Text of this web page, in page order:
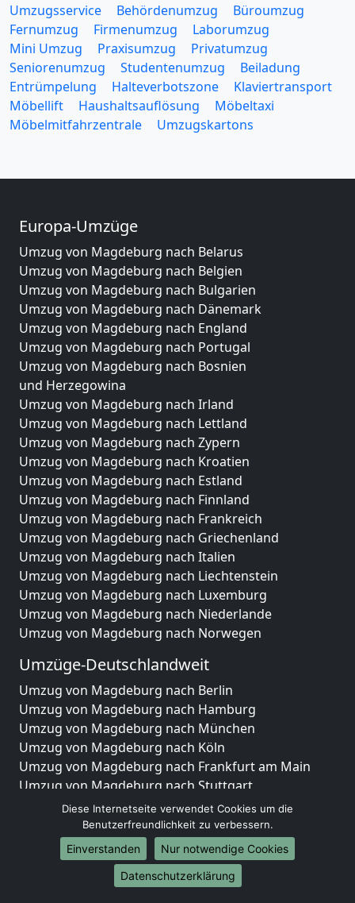
Umzugsservice Behördenumzug
Büroumzug
Fernumzug
Firmenumzug
Laborumzug
Mini Umzug
Praxisumzug
Privatumzug
Seniorenumzug
Studentenumzug
Beiladung
Entrümpelung
Halteverbotszone
Klaviertransport
Möbellift
Haushaltsauflösung
Möbeltaxi
Möbelmitfahrzentrale
Umzugskartons
Europa-Umzüge
Umzug von Magdeburg nach Belarus
Umzug von Magdeburg nach Belgien
Umzug von Magdeburg nach Bulgarien
Umzug von Magdeburg nach Dänemark
Umzug von Magdeburg nach England
Umzug von Magdeburg nach Portugal
Umzug von Magdeburg nach Bosnien
und Herzegowina
Umzug von Magdeburg nach Irland
Umzug von Magdeburg nach Lettland
Umzug von Magdeburg nach Zypern
Umzug von Magdeburg nach Kroatien
Umzug von Magdeburg nach Estland
Umzug von Magdeburg nach Finnland
Umzug von Magdeburg nach Frankreich
Umzug von Magdeburg nach Griechenland
Umzug von Magdeburg nach Italien
Umzug von Magdeburg nach Liechtenstein
Umzug von Magdeburg nach Luxemburg
Umzug von Magdeburg nach Niederlande
Umzug von Magdeburg nach Norwegen
Umzüge-Deutschlandweit
Umzug von Magdeburg nach Berlin
Umzug von Magdeburg nach Hamburg
Umzug von Magdeburg nach München
Umzug von Magdeburg nach Köln
Umzug von Magdeburg nach Frankfurt am Main
Umzug von Magdeburg nach Stuttgart
Umzug von Magdeburg nach Düsseldorf
Umzug von Magdeburg nach Leipzig
Umzug von Magdeburg nach Dortmund
Umzug von Magdeburg nach Essen
Umzug von Magdeburg nach Bremen
Diese Internetseite verwendet Cookies um die
Benutzerfreundlichkeit zu verbessern.
Einverstanden
Nur notwendige Cookies
Datenschutzerklärung